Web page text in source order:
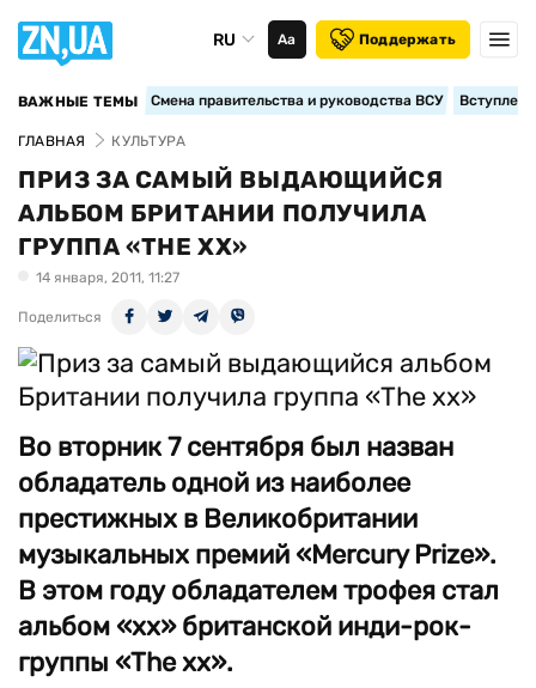
RU Аа Поддержать
ВАЖНЫЕ ТЕМЫ Смена правительства и руководства ВСУ
ГЛАВНАЯ КУЛЬТУРА
ПРИЗ ЗА САМЫЙ ВЫДАЮЩИЙСЯ
АЛЬБОМ БРИТАНИИ ПОЛУЧИЛА
ГРУППА «THE XX»
14 января, 2011, 11:27
Поделиться
Во вторник 7 сентября был назван
обладатель одной из наиболее
престижных в Великобритании
музыкальных премий «Mercury Prize».
В этом году обладателем трофея стал
альбом «хх» британской инди-рок-
группы «The xx».